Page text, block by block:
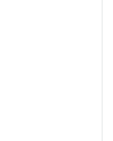
именины